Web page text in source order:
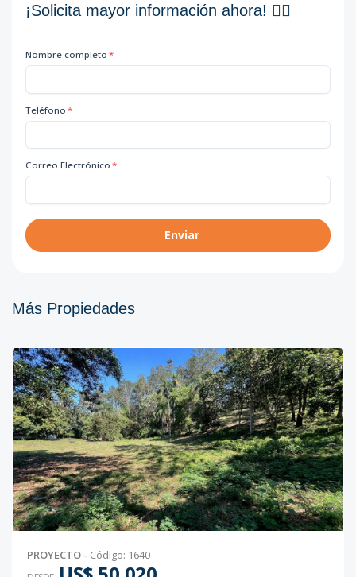
¡Solicita mayor información ahora! 👇🏽
Nombre completo *
Teléfono *
Correo Electrónico *
Enviar
Más Propiedades
PROYECTO - Código: 1640